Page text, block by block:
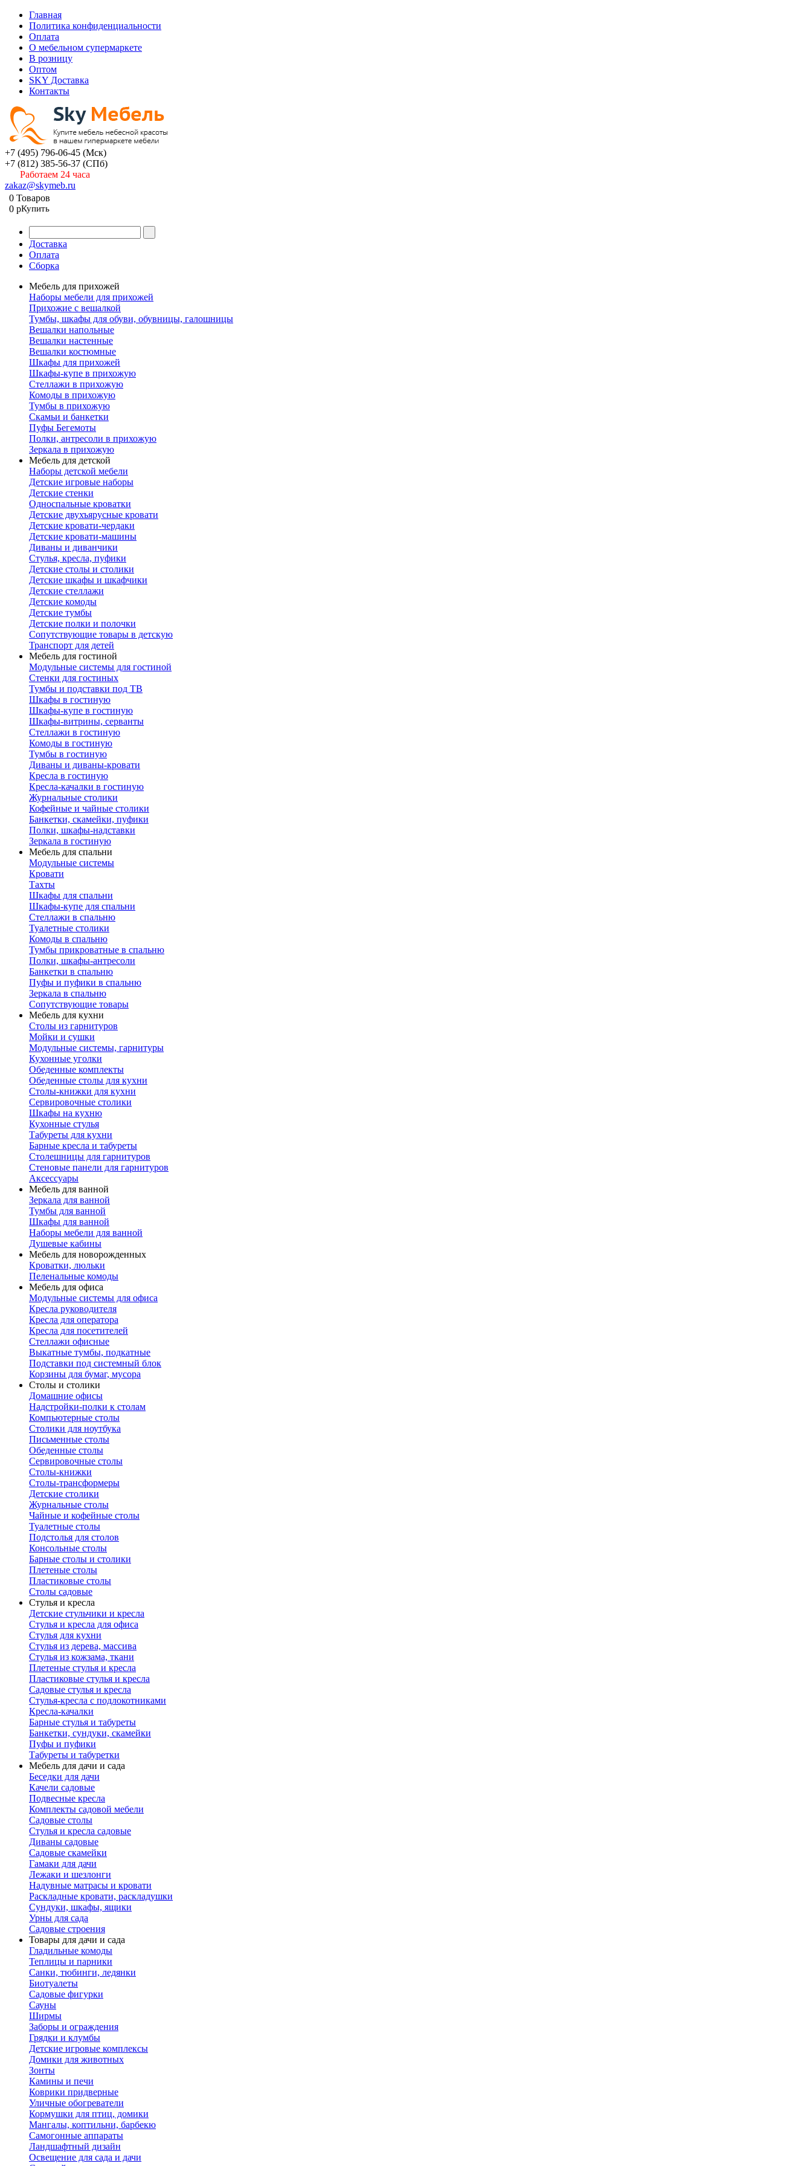
Главная
Политика конфиденциальности
Оплата
О мебельном супермаркете
В розницу
Оптом
SKY Доставка
Контакты
+7 (495) 796-06-45 (Мск)
+7 (812) 385-56-37 (СПб)
Работаем 24 часа
zakaz@skymeb.ru
0 Товаров
0 pКупить
Доставка
Оплата
Сборка
Мебель для прихожей
Наборы мебели для прихожей
Прихожие с вешалкой
Тумбы, шкафы для обуви, обувницы, галошницы
Вешалки напольные
Вешалки настенные
Вешалки костюмные
Шкафы для прихожей
Шкафы-купе в прихожую
Стеллажи в прихожую
Комоды в прихожую
Тумбы в прихожую
Скамьи и банкетки
Пуфы Бегемоты
Полки, антресоли в прихожую
Зеркала в прихожую
Мебель для детской
Наборы детской мебели
Детские игровые наборы
Детские стенки
Односпальные кроватки
Детские двухъярусные кровати
Детские кровати-чердаки
Детские кровати-машины
Диваны и диванчики
Стулья, кресла, пуфики
Детские столы и столики
Детские шкафы и шкафчики
Детские стеллажи
Детские комоды
Детские тумбы
Детские полки и полочки
Сопутствующие товары в детскую
Транспорт для детей
Мебель для гостиной
Модульные системы для гостиной
Стенки для гостиных
Тумбы и подставки под ТВ
Шкафы в гостиную
Шкафы-купе в гостиную
Шкафы-витрины, серванты
Стеллажи в гостиную
Комоды в гостиную
Тумбы в гостиную
Диваны и диваны-кровати
Кресла в гостиную
Кресла-качалки в гостиную
Журнальные столики
Кофейные и чайные столики
Банкетки, скамейки, пуфики
Полки, шкафы-надставки
Зеркала в гостиную
Мебель для спальни
Модульные системы
Кровати
Тахты
Шкафы для спальни
Шкафы-купе для спальни
Стеллажи в спальню
Туалетные столики
Комоды в спальню
Тумбы прикроватные в спальню
Полки, шкафы-антресоли
Банкетки в спальню
Пуфы и пуфики в спальню
Зеркала в спальню
Сопутствующие товары
Мебель для кухни
Столы из гарнитуров
Мойки и сушки
Модульные системы, гарнитуры
Кухонные уголки
Обеденные комплекты
Обеденные столы для кухни
Столы-книжки для кухни
Сервировочные столики
Шкафы на кухню
Кухонные стулья
Табуреты для кухни
Барные кресла и табуреты
Столешницы для гарнитуров
Стеновые панели для гарнитуров
Аксессуары
Мебель для ванной
Зеркала для ванной
Тумбы для ванной
Шкафы для ванной
Наборы мебели для ванной
Душевые кабины
Мебель для новорожденных
Кроватки, люльки
Пеленальные комоды
Мебель для офиса
Модульные системы для офиса
Кресла руководителя
Кресла для оператора
Кресла для посетителей
Стеллажи офисные
Выкатные тумбы, подкатные
Подставки под системный блок
Корзины для бумаг, мусора
Столы и столики
Домашние офисы
Надстройки-полки к столам
Компьютерные столы
Столики для ноутбука
Письменные столы
Обеденные столы
Сервировочные столы
Столы-книжки
Столы-трансформеры
Детские столики
Журнальные столы
Чайные и кофейные столы
Туалетные столы
Подстолья для столов
Консольные столы
Барные столы и столики
Плетеные столы
Пластиковые столы
Столы садовые
Стулья и кресла
Детские стульчики и кресла
Стулья и кресла для офиса
Стулья для кухни
Стулья из дерева, массива
Стулья из кожзама, ткани
Плетеные стулья и кресла
Пластиковые стулья и кресла
Садовые стулья и кресла
Стулья-кресла с подлокотниками
Кресла-качалки
Барные стулья и табуреты
Банкетки, сундуки, скамейки
Пуфы и пуфики
Табуреты и табуретки
Мебель для дачи и сада
Беседки для дачи
Качели садовые
Подвесные кресла
Комплекты садовой мебели
Садовые столы
Стулья и кресла садовые
Диваны садовые
Садовые скамейки
Гамаки для дачи
Лежаки и шезлонги
Надувные матрасы и кровати
Раскладные кровати, раскладушки
Сундуки, шкафы, ящики
Урны для сада
Садовые строения
Товары для дачи и сада
Гладильные комоды
Теплицы и парники
Санки, тюбинги, ледянки
Биотуалеты
Садовые фигурки
Сауны
Ширмы
Заборы и ограждения
Грядки и клумбы
Детские игровые комплексы
Домики для животных
Зонты
Камины и печи
Коврики придверные
Уличные обогреватели
Кормушки для птиц, домики
Мангалы, коптильни, барбекю
Самогонные аппараты
Ландшафтный дизайн
Освещение для сада и дачи